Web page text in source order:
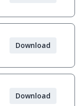
Download
Download